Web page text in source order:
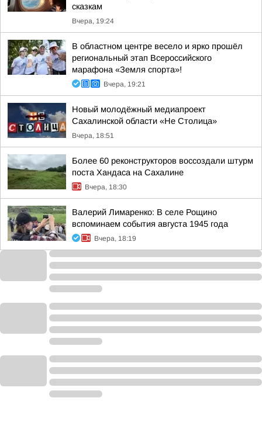
сказкам
Вчера, 19:24
В областном центре весело и ярко прошёл
региональный этап Всероссийского
марафона «Земля спорта»!
Вчера, 19:21
Новый молодёжный медиапроект
Сахалинской области «Не Столица»
Вчера, 18:51
Более 60 реконструкторов воссоздали штурм
поста Хандаса на Сахалине
Вчера, 18:30
Валерий Лимаренко: В селе Рощино
вспоминаем события августа 1945 года
Вчера, 18:19